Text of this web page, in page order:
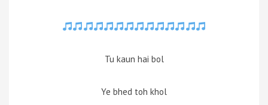
Tu kaun hai bol
Ye bhed toh khol